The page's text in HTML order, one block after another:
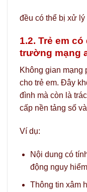
đều có thể bị xử
1.2. Trẻ em
trường mạng
Không gian mạng
cho trẻ em. Đây
đình mà còn là
cấp nền tảng số
Ví dụ:
Nội dung có
động nguy
Thông tin xâm